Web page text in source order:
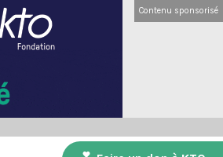
Contenu sponsorisé